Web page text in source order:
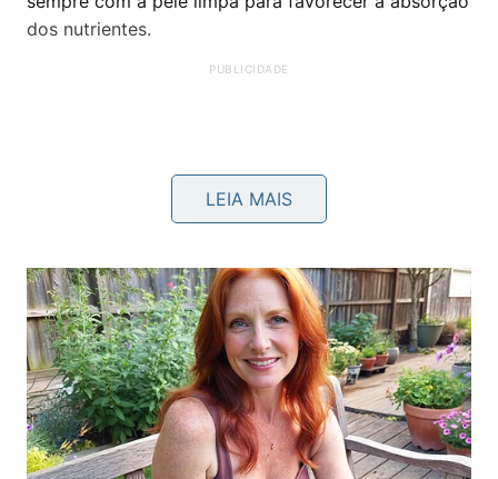
dos nutrientes.
Como restaurar a firmeza da pele
naturalmente em casa?
LEIA MAIS